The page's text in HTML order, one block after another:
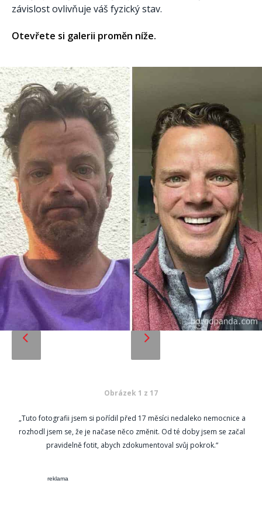
závislost ovlivňuje váš fyzický stav.
Otevřete si galerii proměn níže.
Obrázek 1 z 17
„Tuto fotografii jsem si pořídil před 17 měsíci nedaleko nemocnice a
rozhodl jsem se, že je načase něco změnit. Od té doby jsem se začal
pravidelně fotit, abych zdokumentoval svůj pokrok.“
reklama